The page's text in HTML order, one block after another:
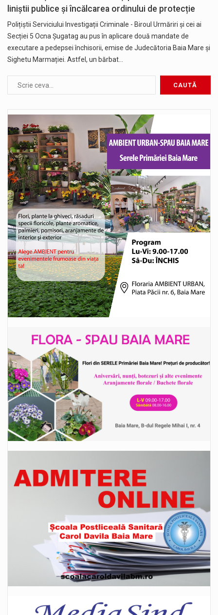
liniștii publice și încălcarea ordinului de protecție
Polițiștii Serviciului Investigații Criminale - Biroul Urmăriri și cei ai
Secției 5 Ocna Șugatag au pus în aplicare două mandate de
executare a pedepsei închisorii, emise de Judecătoria Baia Mare și
Sighetu Marmației. Astfel, un bărbat…